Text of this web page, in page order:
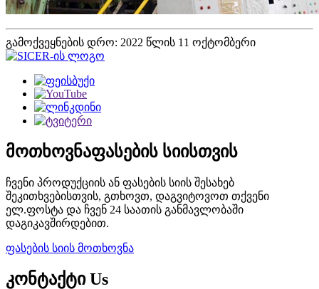
გამოქვეყნების დრო: 2022 წლის 11 ოქტომბერი
მოთხოვნაფასების სიისთვის
ჩვენი პროდუქციის ან ფასების სიის შესახებ
შეკითხვებისთვის, გთხოვთ, დაგვიტოვოთ თქვენი
ელ.ფოსტა და ჩვენ 24 საათის განმავლობაში
დაგიკავშირდებით.
ფასების სიის მოთხოვნა
კონტაქტიUs